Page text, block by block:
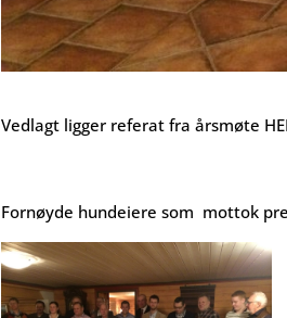
Vedlagt ligger referat fra årsmøte
Fornøyde hundeiere som mottok